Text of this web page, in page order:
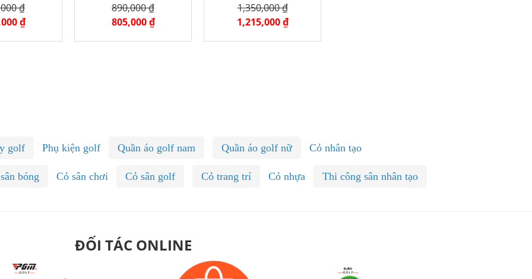
₫
₫
890,000 ₫
805,000 ₫
1,350,000 ₫
1,215,000 ₫
golf Phụ kiện golf Quần áo golf nam Quần áo golf nữ Cỏ nhân tạo
bóng Cỏ sân chơi Cỏ sân golf Cỏ trang trí Cỏ nhựa Thi công sân nhân tạo
ĐỐI TÁC ONLINE